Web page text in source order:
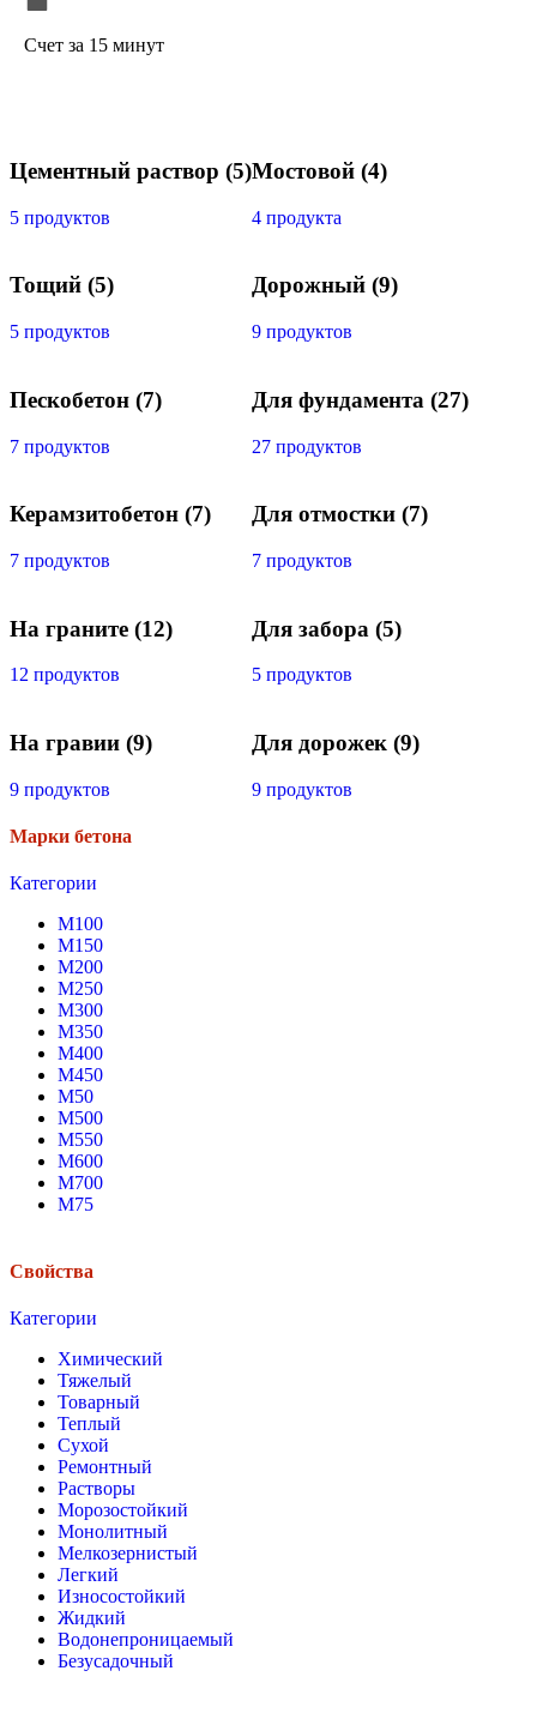
Счет за 15 минут
Цементный раствор (5)
5 продуктов
Тощий (5)
5 продуктов
Пескобетон (7)
7 продуктов
Керамзитобетон (7)
7 продуктов
На граните (12)
12 продуктов
На гравии (9)
9 продуктов
Мостовой (4)
4 продукта
Дорожный (9)
9 продуктов
Для фундамента (27)
27 продуктов
Для отмостки (7)
7 продуктов
Для забора (5)
5 продуктов
Для дорожек (9)
9 продуктов
Марки бетона
Категории
М100
М150
М200
М250
М300
М350
М400
М450
М50
М500
М550
М600
М700
М75
Свойства
Категории
Химический
Тяжелый
Товарный
Теплый
Сухой
Ремонтный
Растворы
Морозостойкий
Монолитный
Мелкозернистый
Легкий
Износостойкий
Жидкий
Водонепроницаемый
Безусадочный